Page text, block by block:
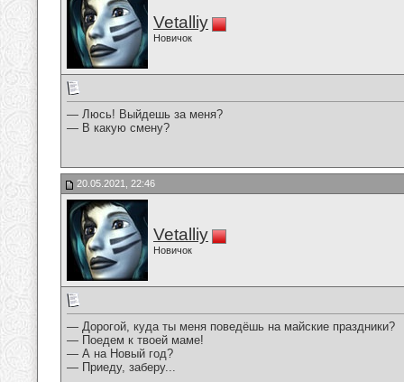
Vetalliy
Новичок
— Люсь! Выйдешь за меня?
— В какую смену?
20.05.2021, 22:46
Vetalliy
Новичок
— Дорогой, куда ты меня поведёшь на майские праздники?
— Поедем к твоей маме!
— А на Новый год?
— Приеду, заберу...